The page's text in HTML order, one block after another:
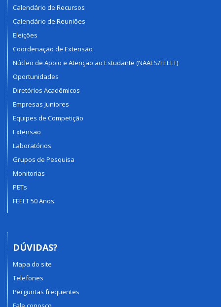
Calendário de Recursos
Calendário de Reuniões
Eleições
Coordenação de Extensão
Núcleo de Apoio e Atenção ao Estudante (NAAES/FEELT)
Oportunidades
Diretórios Acadêmicos
Empresas Juniores
Equipes de Competição
Extensão
Laboratórios
Grupos de Pesquisa
Monitorias
PETs
FEELT 50 Anos
DÚVIDAS?
Mapa do site
Telefones
Perguntas frequentes